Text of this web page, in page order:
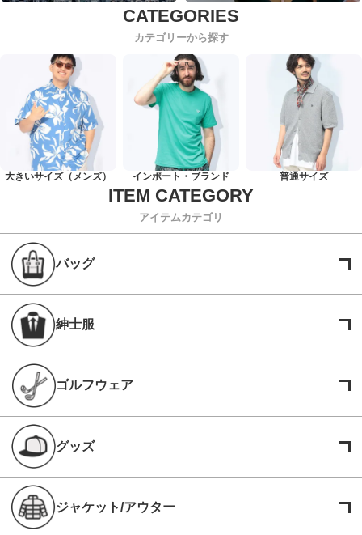
カテゴリーから探す
大きいサイズ（メンズ） インポート・ブランド 普通サイズ
アイテムカテゴリ
バッグ
紳士服
ゴルフウェア
グッズ
ジャケット/アウター